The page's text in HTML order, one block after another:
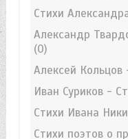
Стихи
Александр
(0)
Алексей
Иван Суриков -
Стихи Ивана
Стихи поэтов о